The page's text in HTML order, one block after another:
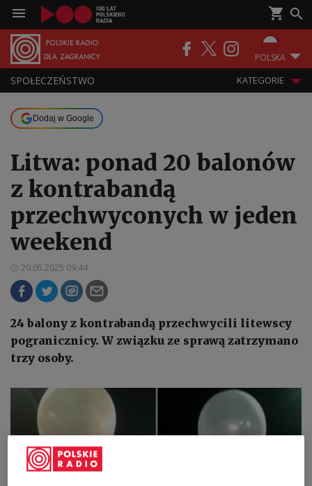
POLSKA
SPOŁECZEŃSTWO KATEGORIE
Dodaj w Google
Litwa: ponad 20 balonów
z kontrabandą
przechwyconych w jeden
weekend
20.05.2025 09:44
24 balony z kontrabandą przechwycili litewscy
pogranicznicy. W związku ze sprawą zatrzymano
trzy osoby.